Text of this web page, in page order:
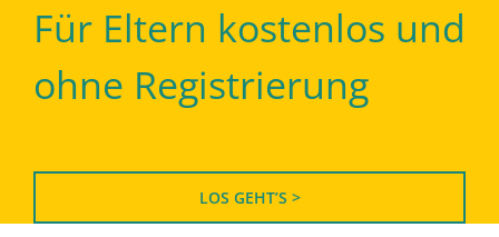
Für Eltern kostenlos und
ohne Registrierung
LOS GEHT’S >